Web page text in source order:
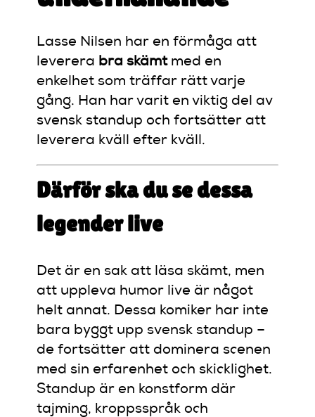
Lasse Nilsen har en förmåga att
leverera bra skämtmed en
enkelhet som träffar rätt varje
gång. Han har varit en viktig del av
svensk standup och fortsätter att
leverera kväll efter kväll.
Därför ska du se dessa
legender live
Det är en sak att läsa skämt, men
att uppleva humor live är något
helt annat. Dessa komiker har inte
bara byggt upp svensk standup –
de fortsätter att dominera scenen
med sin erfarenhet och skicklighet.
Standup är en konstform där
tajming, kroppsspråk och